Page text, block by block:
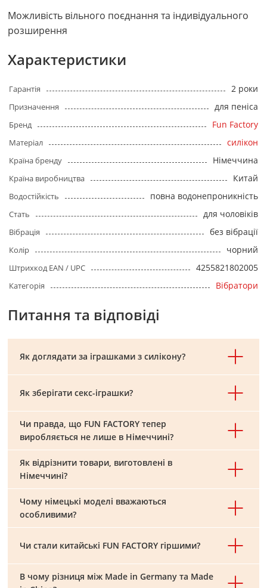
Можливість вільного поєднання та індивідуального
розширення
Характеристики
Гарантія 2 роки
Призначення для пеніса
Бренд Fun Factory
Матеріал силікон
Країна бренду Німеччина
Країна виробництва Китай
Водостійкість повна водонепроникність
Стать для чоловіків
Вібрація без вібрації
Колір чорний
Штрихкод EAN / UPC 4255821802005
Категорія Вібратори
Питання та відповіді
Як доглядати за іграшками з силікону?
Як зберігати секс-іграшки?
Чи правда, що FUN FACTORY тепер
виробляється не лише в Німеччині?
Як відрізнити товари, виготовлені в
Німеччині?
Чому німецькі моделі вважаються
особливими?
Чи стали китайські FUN FACTORY гіршими?
В чому різниця між Made in Germany та Made